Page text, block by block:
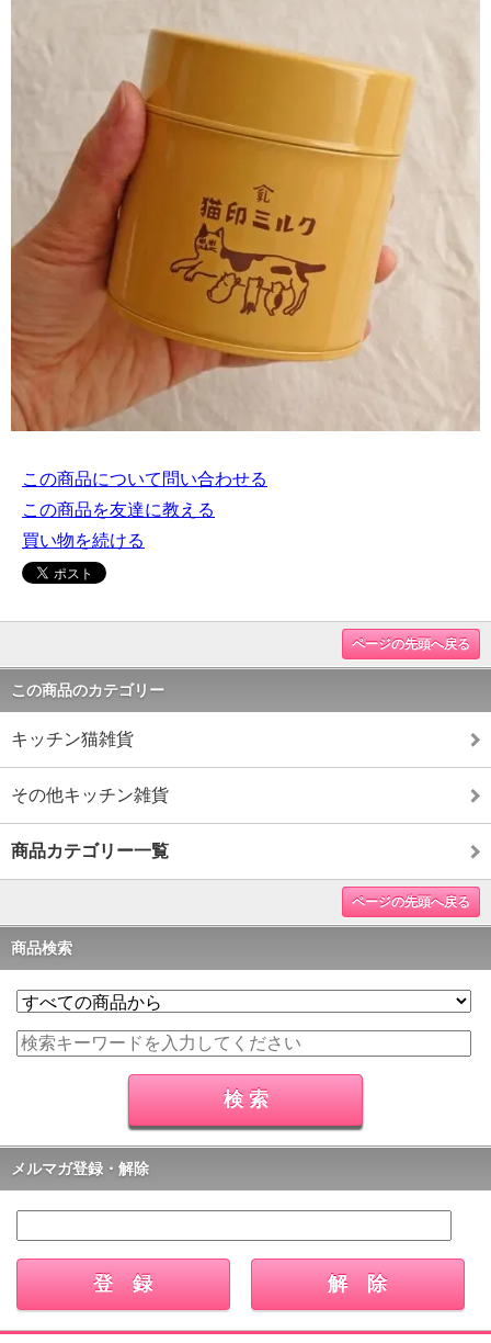
この商品について問い合わせる
この商品を友達に教える
買い物を続ける
ページの先頭へ戻る
この商品のカテゴリー
キッチン猫雑貨
その他キッチン雑貨
商品カテゴリー一覧
ページの先頭へ戻る
商品検索
メルマガ登録・解除